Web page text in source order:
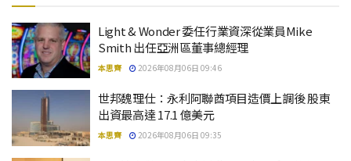
Light & Wonder 委任行業資深從業員Mike
Smith 出任亞洲區董事總經理
本思齊 2026年08月06日 09:46
世邦魏理仕：永利阿聯酋項目造價上調後 股東
出資最高達 17.1 億美元
本思齊 2026年08月06日 09:35